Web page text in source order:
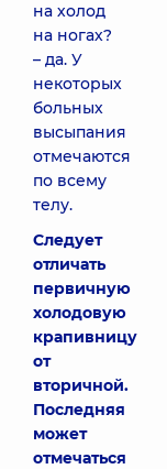
на холод
на ногах?
– да. У
некоторых
больных
высыпания
отмечаются
по всему
телу.
Следует
отличать
первичную
холодовую
крапивницу
от
вторичной.
Последняя
может
отмечаться